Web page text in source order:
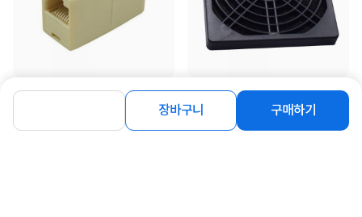
장바구니 구매하기
[티테크놀로지] RJ-45 (8P8C) I형 커플
러, 핀방식, TT-CP01 [아이보리/1개]
[벌크]
70원
[티테크놀로지] 80mm 스펀지 먼지
팬필터 [T-DFF80]
470원